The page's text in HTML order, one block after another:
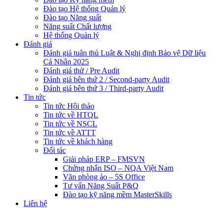
Đào tạo Hệ thống Quản lý
Đào tạo Năng suất
Năng suất Chất lượng
Hệ thống Quản lý
Đánh giá
Đánh giá tuân thủ Luật & Nghị định Bảo vệ Dữ liệu
Cá Nhân 2025
Đánh giá thử / Pre Audit
Đánh giá bên thứ 2 / Second-party Audit
Đánh giá bên thứ 3 / Third-party Audit
Tin tức
Tin tức Hội thảo
Tin tức về HTQL
Tin tức về NSCL
Tin tức về ATTT
Tin tức về khách hàng
Đối tác
Giải pháp ERP – FMSVN
Chứng nhận ISO – NQA Việt Nam
Văn phòng ảo – 5S Office
Tư vấn Năng Suất P&Q
Đào tạo kỹ năng mềm MasterSkills
Liên hệ